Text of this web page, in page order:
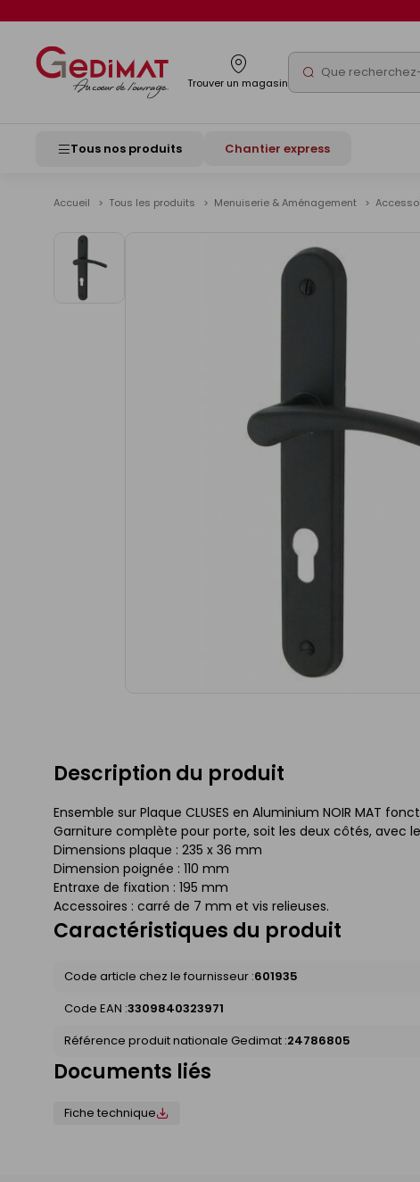
Trouver un magasin Rechercher
Tous nos produits Chantier express
Accueil Tous les produits Menuiserie & Aménagement
Description du produit
Ensemble sur Plaque CLUSES en Aluminium NOIR MAT
Garniture complète pour porte, soit les deux côtés, avec
Dimensions plaque : 235 x 36 mm
Dimension poignée : 110 mm
Entraxe de fixation : 195 mm
Accessoires : carré de 7 mm et vis relieuses.
Caractéristiques du produit
Code article chez le fournisseur :601935
Code EAN :3309840323971
Référence produit nationale Gedimat :24786805
Documents liés
Fiche technique